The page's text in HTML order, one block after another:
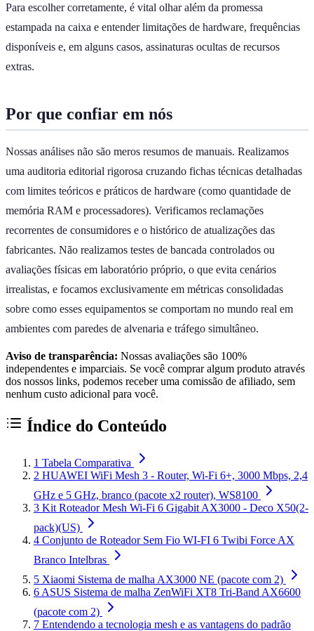
Para escolher corretamente, é vital olhar além da promessa
estampada na caixa e entender limitações de hardware, frequências
disponíveis e, em alguns casos, assinaturas ocultas de recursos
extras.
Por que confiar em nós
Nossas análises não são meros resumos de manuais. Realizamos
uma auditoria editorial rigorosa cruzando fichas técnicas detalhadas
com limites teóricos e práticos de hardware (como quantidade de
memória RAM e processadores). Verificamos reclamações
recorrentes de consumidores e o histórico de atualizações das
fabricantes. Não realizamos testes de bancada controlados ou
avaliações físicas em laboratório próprio, o que evita cenários
irrealistas, e focamos exclusivamente em métricas consolidadas
sobre como esses equipamentos se comportam no mundo real em
ambientes com paredes de alvenaria e tráfego simultâneo.
Aviso de transparência: Nossas avaliações são 100%
independentes e imparciais. Se você comprar algum produto através
dos nossos links, podemos receber uma comissão de afiliado, sem
nenhum custo adicional para você.
Índice do Conteúdo
1 Tabela Comparativa
2 HUAWEI WiFi Mesh 3 - Router, Wi-Fi 6+, 3000 Mbps, 2,4
GHz e 5 GHz, branco (pacote x2 router), WS8100
3 Kit Roteador Mesh Wi-Fi 6 Gigabit AX3000 - Deco X50(2-
pack)(US)
4 Conjunto de Roteador Sem Fio WI-FI 6 Twibi Force AX
Branco Intelbras
5 Xiaomi Sistema de malha AX3000 NE (pacote com 2)
6 ASUS Sistema de malha ZenWiFi XT8 Tri-Band AX6600
(pacote com 2)
7 Entendendo a tecnologia mesh e as vantagens do padrão